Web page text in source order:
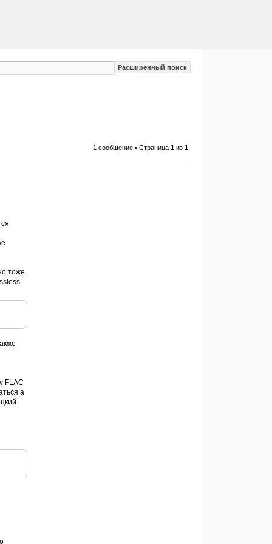
Расширенный поиск
1 сообщение • Страница 1из 1
тоже,
FLAC
а